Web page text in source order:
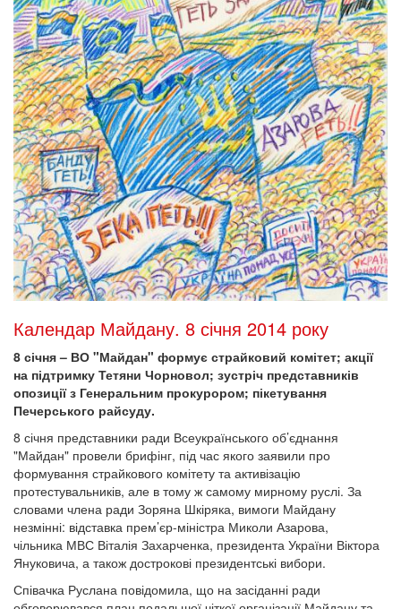
Календар Майдану. 8 січня 2014 року
8 січня – ВО "Майдан" формує страйковий комітет; акції
на підтримку Тетяни Чорновол; зустріч представників
опозиції з Генеральним прокурором; пікетування
Печерського райсуду.
8 січня представники ради Всеукраїнського об’єднання
"Майдан" провели брифінг, під час якого заявили про
формування страйкового комітету та активізацію
протестувальників, але в тому ж самому мирному руслі. За
словами члена ради Зоряна Шкіряка, вимоги Майдану
незмінні: відставка прем’єр-міністра Миколи Азарова,
чільника МВС Віталія Захарченка, президента України Віктора
Януковича, а також дострокові президентські вибори.
Співачка Руслана повідомила, що на засіданні ради